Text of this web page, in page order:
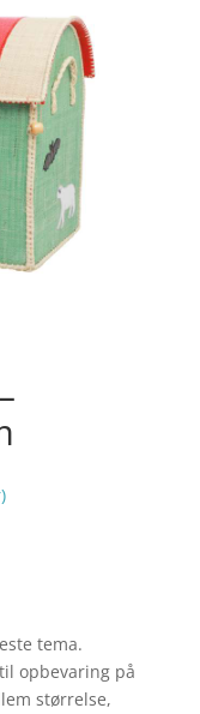
tema.
opbevaring på
størrelse,